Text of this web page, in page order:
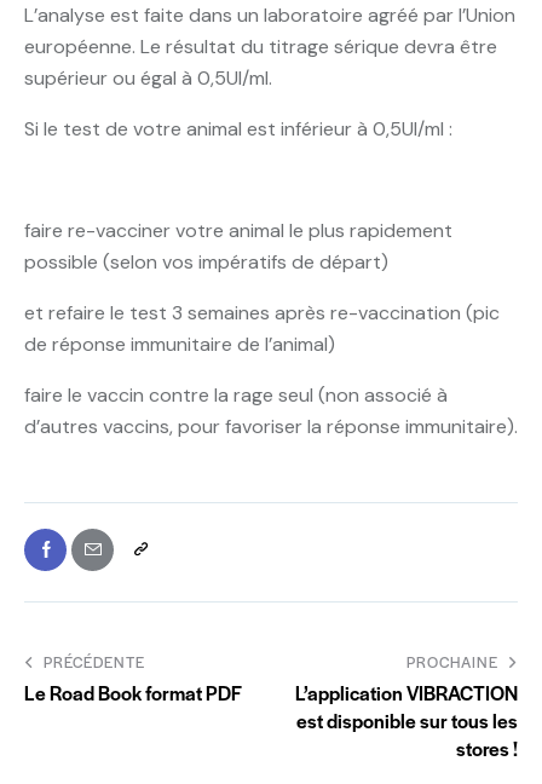
L’analyse est faite dans un laboratoire agréé par l’Union
européenne. Le résultat du titrage sérique devra être
supérieur ou égal à 0,5UI/ml.
Si le test de votre animal est inférieur à 0,5UI/ml :
faire re-vacciner votre animal le plus rapidement
possible (selon vos impératifs de départ)
et refaire le test 3 semaines après re-vaccination (pic
de réponse immunitaire de l’animal)
faire le vaccin contre la rage seul (non associé à
d’autres vaccins, pour favoriser la réponse immunitaire).
PRÉCÉDENTE
Le Road Book format PDF
PROCHAINE
L’application VIBRACTION
est disponible sur tous les
stores !